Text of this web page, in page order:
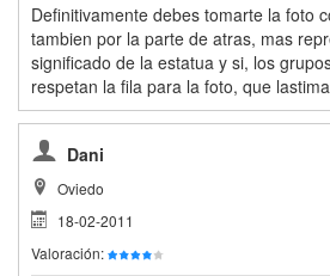
Definitivamente debes tomarte la foto
tambien por la parte de atras, mas
significado de la estatua y si, los
respetan la fila para la foto, que
Dani
Oviedo
18-02-2011
Valoración: